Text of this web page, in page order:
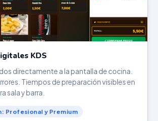
KDS
directamente a la pantalla de cocina.
Tiempos de preparación visibles en
sala y barra.
Profesional y Premium